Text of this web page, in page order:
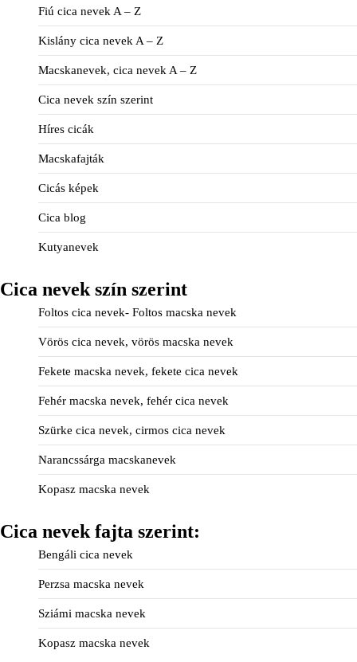
Fiú cica nevek A – Z
Kislány cica nevek A – Z
Macskanevek, cica nevek A – Z
Cica nevek szín szerint
Híres cicák
Macskafajták
Cicás képek
Cica blog
Kutyanevek
Cica nevek szín szerint
Foltos cica nevek- Foltos macska nevek
Vörös cica nevek, vörös macska nevek
Fekete macska nevek, fekete cica nevek
Fehér macska nevek, fehér cica nevek
Szürke cica nevek, cirmos cica nevek
Narancssárga macskanevek
Kopasz macska nevek
Cica nevek fajta szerint:
Bengáli cica nevek
Perzsa macska nevek
Sziámi macska nevek
Kopasz macska nevek